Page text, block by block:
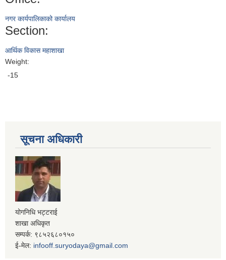
नगर कार्यपालिकाको कार्यालय
Section:
आर्थिक विकास महाशाखा
Weight:
-15
सूचना अधिकारी
योगनिधि भट्टराई
शाखा अधिकृत
सम्पर्क: ९८५२६८०१५०
ई-मेल: infooff.suryodaya@gmail.com